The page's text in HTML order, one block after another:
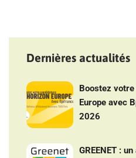
Dernières actualités
Boostez
Europe avec
2026
GREENET :